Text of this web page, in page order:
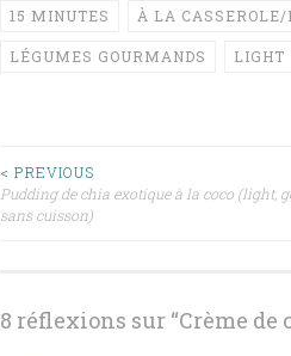
15 MINUTES À LA CASSEROLE/
LÉGUMES GOURMANDS LIGHT
Navigation
articles
< PREVIOUS
Pudding de chia exotique à la coco (light,
sans cuisson)
8 réflexions sur “Crème de